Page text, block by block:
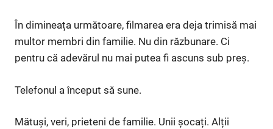
În dimineața următoare, filmarea era deja trimisă mai
multor membri din familie. Nu din răzbunare. Ci
pentru că adevărul nu mai putea fi ascuns sub preș.
Telefonul a început să sune.
Mătuși, veri, prieteni de familie. Unii șocați. Alții